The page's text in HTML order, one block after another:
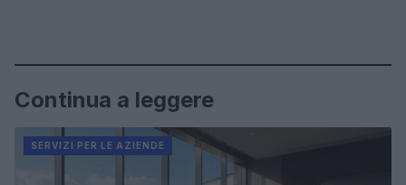
Continua a leggere
SERVIZI PER LE AZIENDE